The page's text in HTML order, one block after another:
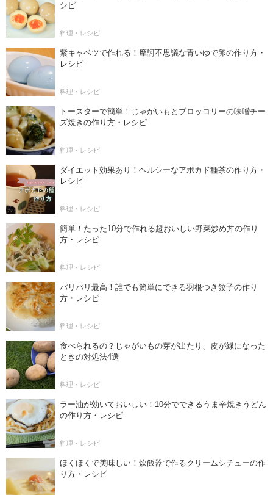
シピ
料理・レシピ
紫キャベツで作れる！摩訶不思議な青いゆで卵の作り方・
レシピ
料理・レシピ
トースターで簡単！じゃがいもとブロッコリーの味噌チー
ズ焼きの作り方・レシピ
料理・レシピ
ダイエット効果あり！ヘルシーなアボカド種茶の作り方・
レシピ
料理・レシピ
簡単！たった10分で作れる超おいしい野菜炒め丼の作り
方・レシピ
料理・レシピ
パリパリ最高！誰でも簡単にできる羽根つき餃子の作り
方・レシピ
料理・レシピ
食べられるの？じゃがいもの芽が出たり、皮が緑になった
ときの対処法4選
料理・レシピ
ラー油が効いておいしい！10分でできるうま辛焼きうどん
の作り方・レシピ
料理・レシピ
ほくほくで美味しい！炊飯器で作るクリームシチューの作
り方・レシピ